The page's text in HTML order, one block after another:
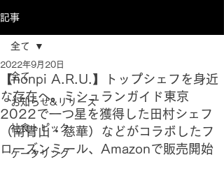
記事
全て
お知らせ&リリース
社食トピック
ケータリング
全て
【nonpi A.R.U.】トップシェフを身近
な存在へ。ミシュランガイド東京
2022で一つ星を獲得した田村シェフ
（南青山・慈華）などがコラボしたフ
ローズンミール、Amazonで販売開始
2022年9月20日